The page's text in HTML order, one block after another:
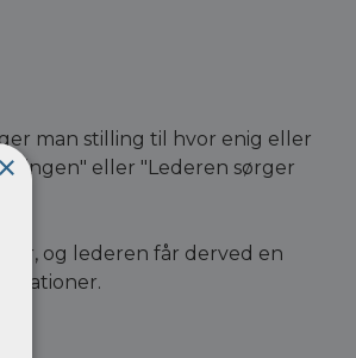
man stilling til hvor enig eller
eller "Lederen sørger
og lederen får derved en
×